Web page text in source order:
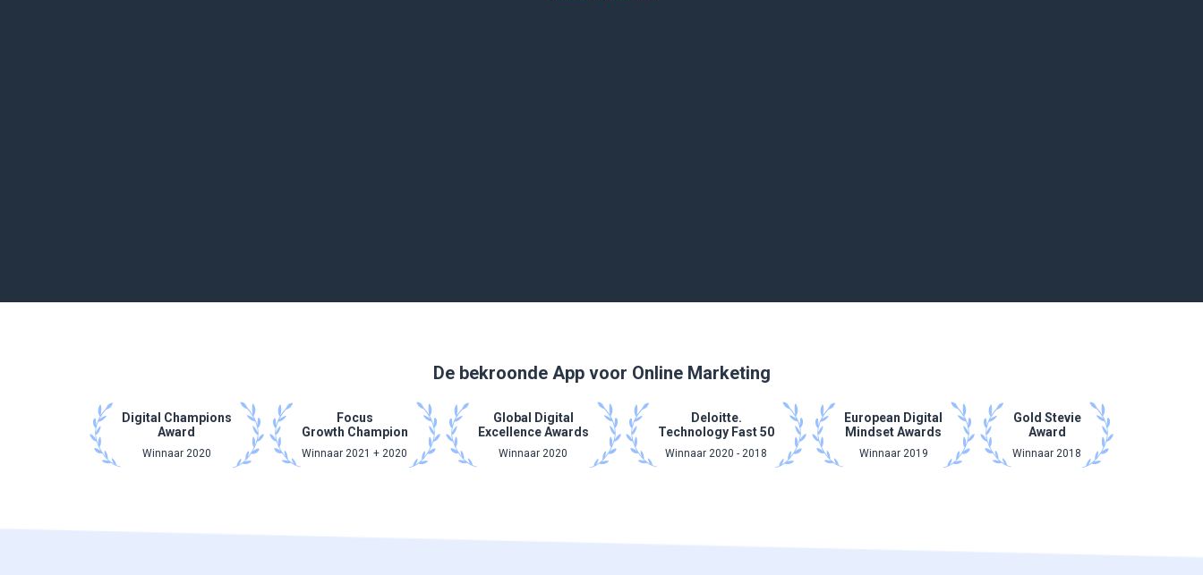
De bekroonde App voor Online Marketing
Digital Champions
Award
Winnaar 2020
Focus
Growth Champion
Winnaar 2021 + 2020
Global Digital
Excellence Awards
Winnaar 2020
Deloitte.
Technology Fast 50
Winnaar 2020 - 2018
European Digital
Mindset Awards
Winnaar 2019
Gold Stevie
Award
Winnaar 2018